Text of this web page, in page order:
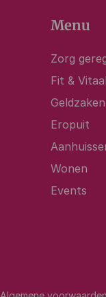
Menu
Zorg
Fit & Vitaal
Geldzaken
Eropuit
Wonen
Events